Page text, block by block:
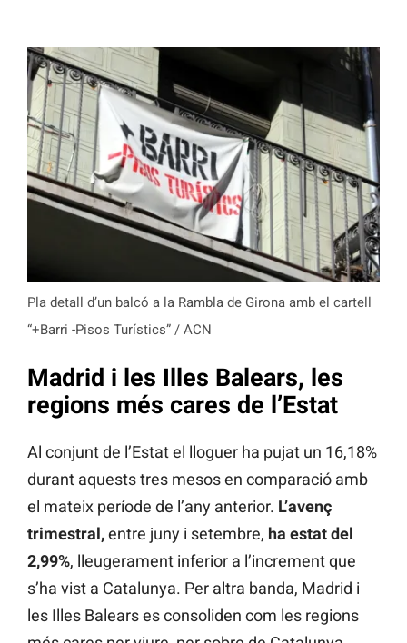
Pla detall d’un balcó a la Rambla de Girona amb el cartell
“+Barri -Pisos Turístics” / ACN
Madrid i les Illes Balears, les
regions més cares de l’Estat
Al conjunt de l’Estat el lloguer ha pujat un 16,18%
durant aquests tres mesos en comparació amb
el mateix període de l’any anterior. L’avenç
trimestral,entre juny i setembre, ha estat del
2,99%, lleugerament inferior a l’increment que
s’ha vist a Catalunya. Per altra banda, Madrid i
les Illes Balears es consoliden com les regions